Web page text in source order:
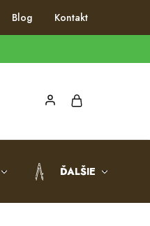
Blog Kontakt
ĎALŠIE